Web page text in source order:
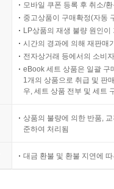
모바일 쿠폰 등록 후 취소/
중고상품이 구매확정(자동
LP상품의 재생 불량 원인
시간의 경과에 의해 재판매
전자상거래 등에서의 소비
eBook 세트 상품은 일괄 구
1개의 상품으로 취급 및 판
우, 세트 상품 전부 및 세트
상품의 불량에 의한 반품,
준하여 처리됨
대금 환불 및 환불 지연에